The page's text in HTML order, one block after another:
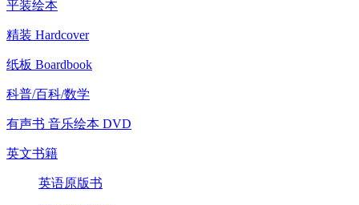
平装绘本
精装 Hardcover
纸板 Boardbook
科普/百科/数学
有声书 音乐绘本 DVD
英文书籍
英语原版书